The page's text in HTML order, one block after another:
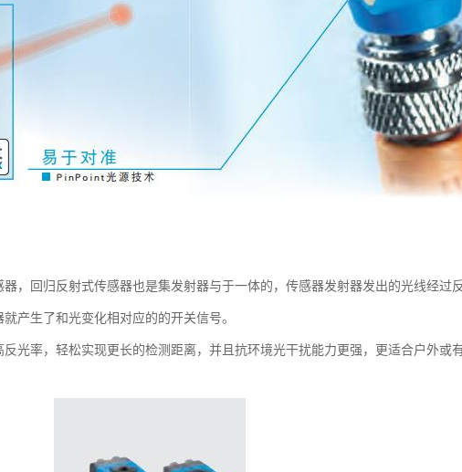
，回归反射式传感器也是集发射器与于一体的，传感器发射器发出的光线经过
产生了和光变化相对应的的开关信号。
光率，轻松实现更长的检测距离，并且抗环境光干扰能力更强，更适合户外或